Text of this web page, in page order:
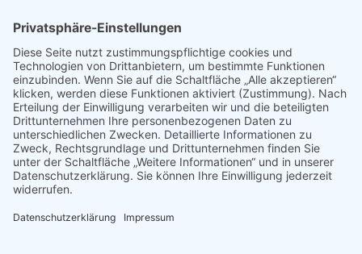
Eierverkaufsraum - Hühnerstall
Casteller Straße 20
97346 Birklingen
Navigation überspringen
Kontakt
Impressum
Datenschutz
Gefördert durch das Bayerische Staatsministerium für Ernährung,
Landwirtschaft und Forsten und den Europäischen